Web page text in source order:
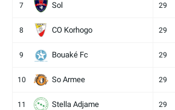
7 Sol 29
8 CO Korhogo 29
9 Bouaké Fc 29
10 So Armee 29
11 Stella Adjame 29